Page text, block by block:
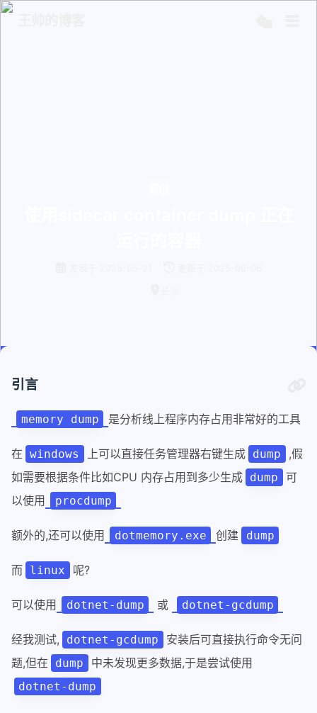
引言
memory dump 是分析线上程序内存占用非常好的工具
在 windows 上可以直接任务管理器右键生成 dump
,假
如需要根据条件比如CPU 内存占用到多少生成 dump
可
以使用
procdump
额外的,还可以使用 dotmemory.exe 创建 dump
而 linux 呢?
可以使用 dotnet-dump 或 dotnet-gcdump
经我测试, dotnet-gcdump
安装后可直接执行命令无问
题,但在
dump 中未发现更多数据,于是尝试使用
dotnet-dump